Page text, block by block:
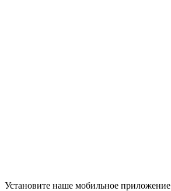
Установите наше мобильное приложение